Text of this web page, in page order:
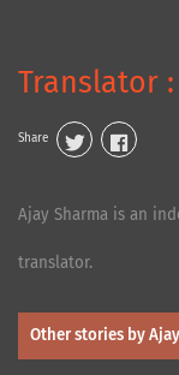
Translator
Share
Ajay Sharma is an
translator.
Other stories by